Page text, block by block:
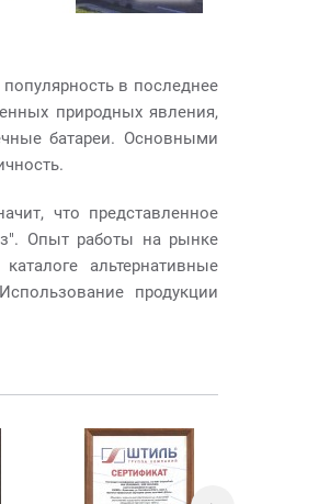
в последнее
природных явления,
батареи. Основными
что представленное
Опыт работы на рынке
альтернативные
продукции